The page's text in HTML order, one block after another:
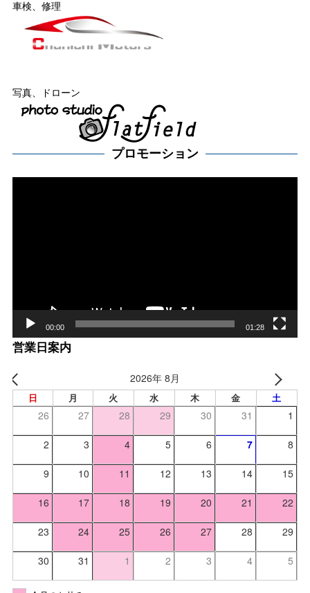
車検、修理
写真、ドローン
プロモーション
00:00 01:28
営業日案内
2026年 8月
日 月 火 水 木 金 土
26 27 28 29 30 31 1
2 3 4 5 6 7 8
9 10 11 12 13 14 15
16 17 18 19 20 21 22
23 24 25 26 27 28 29
30 31 1 2 3 4 5